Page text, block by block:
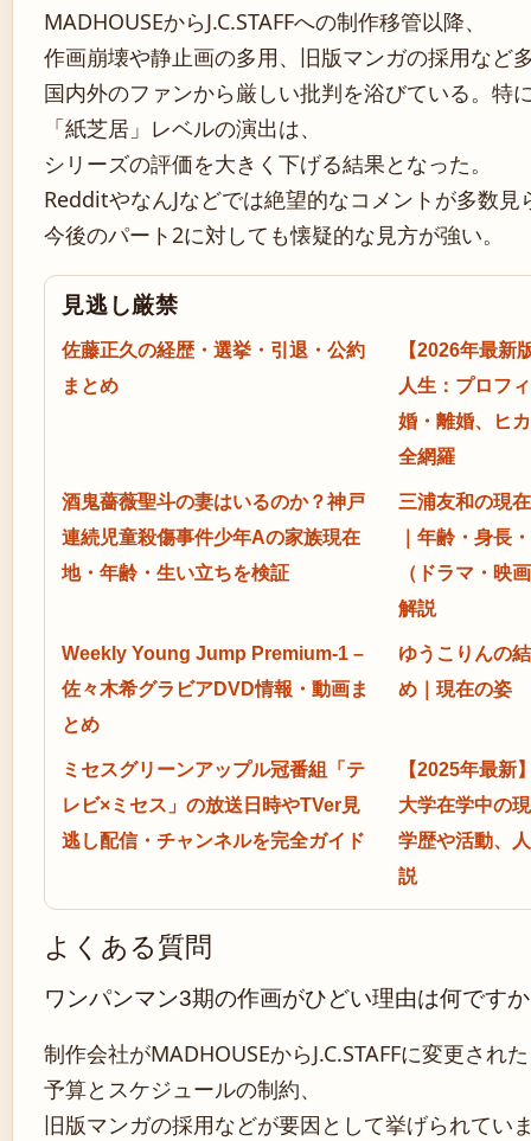
MADHOUSEからJ.C.STAFFへの制作移管以降、
作画崩壊や静止画の多用、旧版マンガの採用など
国内外のファンから厳しい批判を浴びている。特
「紙芝居」レベルの演出は、
シリーズの評価を大きく下げる結果となった。
RedditやなんJなどでは絶望的なコメントが多数見
今後のパート2に対しても懐疑的な見方が強い。
見逃し厳禁
佐藤正久の経歴・選挙・引退・公約
まとめ
【2026年最新
人生：プロフ
婚・離婚、ヒ
全網羅
酒鬼薔薇聖斗の妻はいるのか？神戸
連続児童殺傷事件少年Aの家族現在
地・年齢・生い立ちを検証
三浦友和の現
｜年齢・身長
（ドラマ・映
解説
Weekly Young Jump Premium-1 –
佐々木希グラビアDVD情報・動画ま
とめ
ゆうこりんの
め｜現在の姿
ミセスグリーンアップル冠番組「テ
レビ×ミセス」の放送日時やTVer見
逃し配信・チャンネルを完全ガイド
【2025年最新
大学在学中の
学歴や活動、
説
よくある質問
ワンパンマン3期の作画がひどい理由は何です
制作会社がMADHOUSEからJ.C.STAFFに変更され
予算とスケジュールの制約、
旧版マンガの採用などが要因として挙げられてい